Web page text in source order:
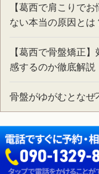
【葛西で肩こりで
ない本当の原因とは
【葛西で骨盤矯正
感するのか徹底解説
骨盤がゆがむとなぜ